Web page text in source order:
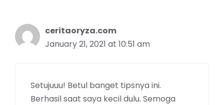
ceritaoryza.com
January 21, 2021 at 10:51 am
Setujuuu! Betul banget tipsnya ini.
Berhasil saat saya kecil dulu. Semoga